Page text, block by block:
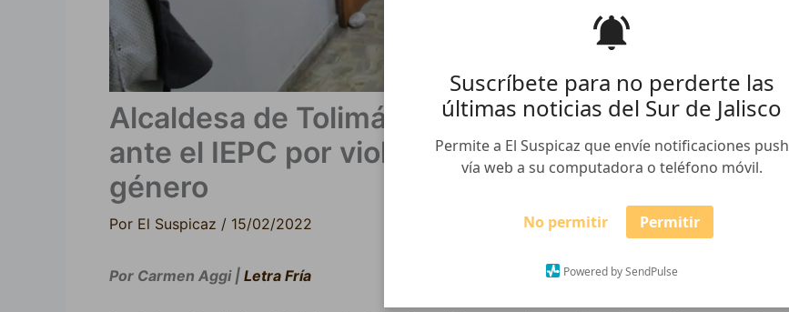
Suscríbete para no perderte las
últimas noticias del Sur de Jalisco
Permite a El Suspicaz que envíe notificaciones push
vía web a su computadora o teléfono móvil.
No permitir Permitir
Powered by SendPulse
Alcaldesa de Tolimán denuncia a funcionario
ante el IEPC por violencia política en razón de
género
Por El Suspicaz / 15/02/2022
Por Carmen Aggi | Letra Fría